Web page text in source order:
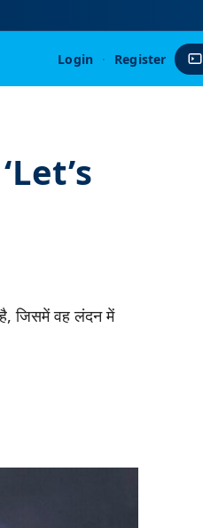
Login · Register
है, जिसमें वह लंदन में